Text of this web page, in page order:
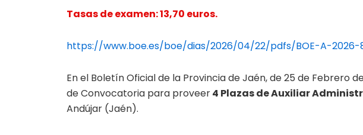
Tasas de examen: 13,70 euros.
https://www.boe.es/boe/dias/2026/04/22/pdfs/BOE-A-2026-
En el Boletín Oficial de la Provincia de Jaén, de 25 de Febrero
de Convocatoria para proveer4 Plazas de Auxiliar
Andújar (Jaén).